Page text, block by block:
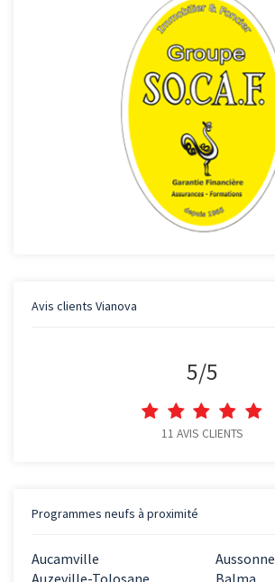
Avis clients Vianova
5/5
11 AVIS CLIENTS
Programmes neufs à proximité
Aucamville
Aussonne